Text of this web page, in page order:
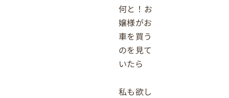
何と！お
嬢様がお
車を買う
のを見て
いたら
私も欲し